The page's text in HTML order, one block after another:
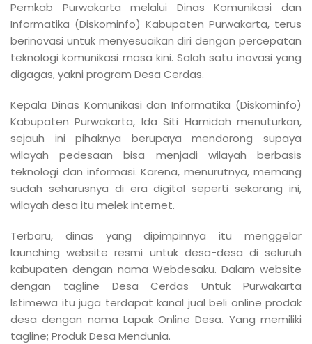
Pemkab Purwakarta melalui Dinas Komunikasi dan
Informatika (Diskominfo) Kabupaten Purwakarta, terus
berinovasi untuk menyesuaikan diri dengan percepatan
teknologi komunikasi masa kini. Salah satu inovasi yang
digagas, yakni program Desa Cerdas.
Kepala Dinas Komunikasi dan Informatika (Diskominfo)
Kabupaten Purwakarta, Ida Siti Hamidah menuturkan,
sejauh ini pihaknya berupaya mendorong supaya
wilayah pedesaan bisa menjadi wilayah berbasis
teknologi dan informasi. Karena, menurutnya, memang
sudah seharusnya di era digital seperti sekarang ini,
wilayah desa itu melek internet.
Terbaru, dinas yang dipimpinnya itu menggelar
launching website resmi untuk desa-desa di seluruh
kabupaten dengan nama Webdesaku. Dalam website
dengan tagline Desa Cerdas Untuk Purwakarta
Istimewa itu juga terdapat kanal jual beli online prodak
desa dengan nama Lapak Online Desa. Yang memiliki
tagline; Produk Desa Mendunia.